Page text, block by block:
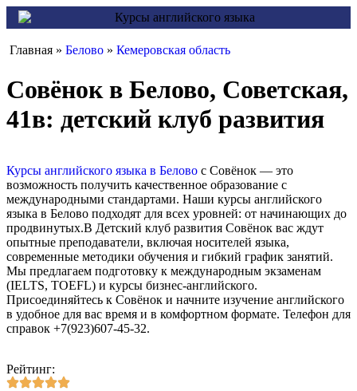
Главная » Белово » Кемеровская область
Совёнок в Белово, Советская,
41в: детский клуб развития
Курсы английского языка в Белово с Совёнок — это
возможность получить качественное образование с
международными стандартами. Наши курсы английского
языка в Белово подходят для всех уровней: от начинающих до
продвинутых.В Детский клуб развития Совёнок вас ждут
опытные преподаватели, включая носителей языка,
современные методики обучения и гибкий график занятий.
Мы предлагаем подготовку к международным экзаменам
(IELTS, TOEFL) и курсы бизнес-английского.
Присоединяйтесь к Совёнок и начните изучение английского
в удобное для вас время и в комфортном формате. Телефон для
справок +7(923)607-45-32.
Рейтинг: